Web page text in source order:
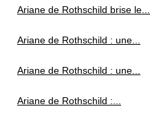
Ariane de Rothschild brise le...
Ariane de Rothschild : une...
Ariane de Rothschild : une...
Ariane de Rothschild :...